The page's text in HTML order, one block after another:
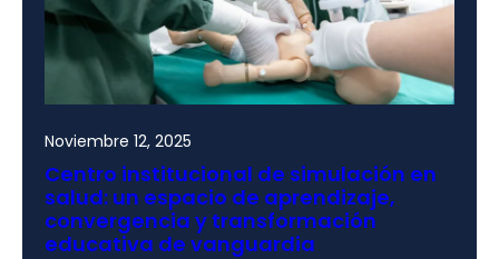
Noviembre 12, 2025
Centro institucional de simulación en
salud: un espacio de aprendizaje,
convergencia y transformación
educativa de vanguardia